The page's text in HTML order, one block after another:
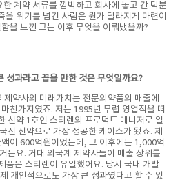
한 계약 서류를 깜박하고 회사에 놓고 간 덕분
을 위기를 넘긴 사람은 뭔가 달라지게 마련이
을 느낀 그는 이후 무엇을 이뤄냈을까?
성과라고 꼽을 만한 것은 무엇일까요?
약사의 미래가치는 전문의약품의 매출에
찬가지였죠. 저는 1995년 무렵 영업직을 떠
신약 1호인 스티렌의 프로덕트 매니저로 일
산 신약으로 가장 성공한 케이스가 됐죠. 제
이 600억원이었는데, 그 이후에는 1,000억
든요. 거대 외국계 제약사들이 매출 상위를
품은 스티렌이 유일했어요. 당시 국내 개발
개인적으로도 가장 큰 성과였다고 할 수 있